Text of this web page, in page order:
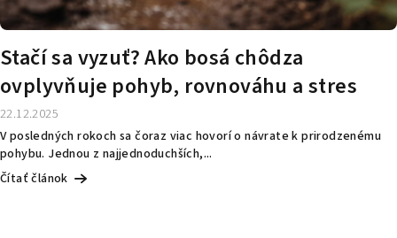
Stačí sa vyzuť? Ako bosá chôdza
ovplyvňuje pohyb, rovnováhu a stres
22.12.2025
V posledných rokoch sa čoraz viac hovorí o návrate k prirodzenému
pohybu. Jednou z najjednoduchších,...
Čítať článok